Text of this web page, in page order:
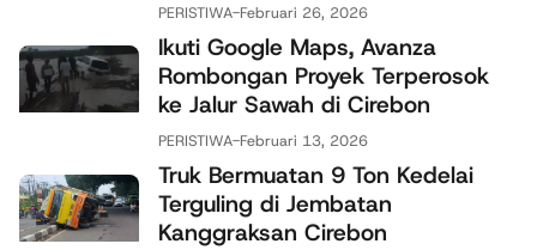
PERISTIWA-Februari 26, 2026
Ikuti Google Maps, Avanza
Rombongan Proyek Terperosok
ke Jalur Sawah di Cirebon
PERISTIWA-Februari 13, 2026
Truk Bermuatan 9 Ton Kedelai
Terguling di Jembatan
Kanggraksan Cirebon